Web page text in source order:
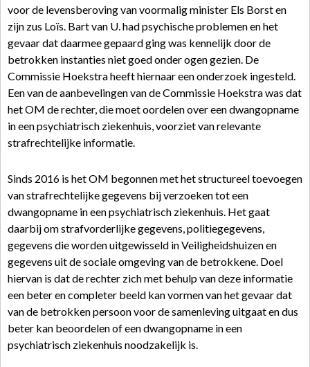
voor de levensberoving van voormalig minister Els Borst en
zijn zus Loïs. Bart van U. had psychische problemen en het
gevaar dat daarmee gepaard ging was kennelijk door de
betrokken instanties niet goed onder ogen gezien. De
Commissie Hoekstra heeft hiernaar een onderzoek ingesteld.
Een van de aanbevelingen van de Commissie Hoekstra was dat
het OM de rechter, die moet oordelen over een dwangopname
in een psychiatrisch ziekenhuis, voorziet van relevante
strafrechtelijke informatie.
Sinds 2016 is het OM begonnen met het structureel toevoegen
van strafrechtelijke gegevens bij verzoeken tot een
dwangopname in een psychiatrisch ziekenhuis. Het gaat
daarbij om strafvorderlijke gegevens, politiegegevens,
gegevens die worden uitgewisseld in Veiligheidshuizen en
gegevens uit de sociale omgeving van de betrokkene. Doel
hiervan is dat de rechter zich met behulp van deze informatie
een beter en completer beeld kan vormen van het gevaar dat
van de betrokken persoon voor de samenleving uitgaat en dus
beter kan beoordelen of een dwangopname in een
psychiatrisch ziekenhuis noodzakelijk is.